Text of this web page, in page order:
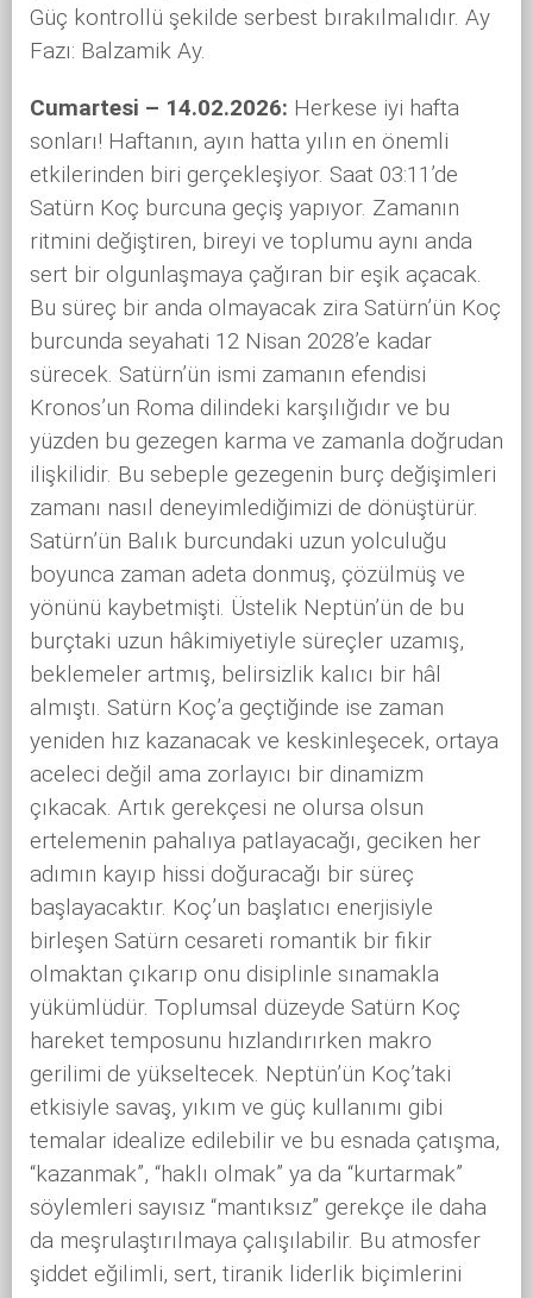
Güç kontrollü şekilde serbest bırakılmalıdır. Ay
Fazı: Balzamik Ay.
Cumartesi – 14.02.2026: Herkese iyi hafta
sonları! Haftanın, ayın hatta yılın en önemli
etkilerinden biri gerçekleşiyor. Saat 03:11’de
Satürn Koç burcuna geçiş yapıyor. Zamanın
ritmini değiştiren, bireyi ve toplumu aynı anda
sert bir olgunlaşmaya çağıran bir eşik açacak.
Bu süreç bir anda olmayacak zira Satürn’ün Koç
burcunda seyahati 12 Nisan 2028’e kadar
sürecek. Satürn’ün ismi zamanın efendisi
Kronos’un Roma dilindeki karşılığıdır ve bu
yüzden bu gezegen karma ve zamanla doğrudan
ilişkilidir. Bu sebeple gezegenin burç değişimleri
zamanı nasıl deneyimlediğimizi de dönüştürür.
Satürn’ün Balık burcundaki uzun yolculuğu
boyunca zaman adeta donmuş, çözülmüş ve
yönünü kaybetmişti. Üstelik Neptün’ün de bu
burçtaki uzun hâkimiyetiyle süreçler uzamış,
beklemeler artmış, belirsizlik kalıcı bir hâl
almıştı. Satürn Koç’a geçtiğinde ise zaman
yeniden hız kazanacak ve keskinleşecek, ortaya
aceleci değil ama zorlayıcı bir dinamizm
çıkacak. Artık gerekçesi ne olursa olsun
ertelemenin pahalıya patlayacağı, geciken her
adımın kayıp hissi doğuracağı bir süreç
başlayacaktır. Koç’un başlatıcı enerjisiyle
birleşen Satürn cesareti romantik bir fikir
olmaktan çıkarıp onu disiplinle sınamakla
yükümlüdür. Toplumsal düzeyde Satürn Koç
hareket temposunu hızlandırırken makro
gerilimi de yükseltecek. Neptün’ün Koç’taki
etkisiyle savaş, yıkım ve güç kullanımı gibi
temalar idealize edilebilir ve bu esnada çatışma,
“kazanmak”, “haklı olmak” ya da “kurtarmak”
söylemleri sayısız “mantıksız” gerekçe ile daha
da meşrulaştırılmaya çalışılabilir. Bu atmosfer
şiddet eğilimli, sert, tiranik liderlik biçimlerini